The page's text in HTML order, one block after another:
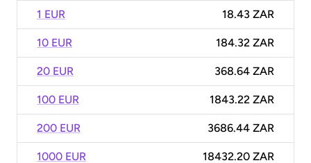
1 EUR 18.43 ZAR
10 EUR 184.32 ZAR
20 EUR 368.64 ZAR
100 EUR 1843.22 ZAR
200 EUR 3686.44 ZAR
1000 EUR 18432.20 ZAR